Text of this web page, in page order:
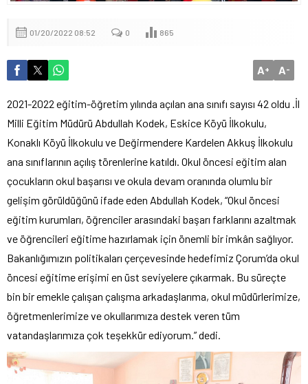
01/20/2022 08:52 0 865
A+ A-
2021-2022 eğitim-öğretim yılında açılan ana sınıfı sayısı 42 oldu .İl
Milli Eğitim Müdürü Abdullah Kodek, Eskice Köyü İlkokulu,
Konaklı Köyü İlkokulu ve Değirmendere Kardelen Akkuş İlkokulu
ana sınıflarının açılış törenlerine katıldı. Okul öncesi eğitim alan
çocukların okul başarısı ve okula devam oranında olumlu bir
gelişim görüldüğünü ifade eden Abdullah Kodek, “Okul öncesi
eğitim kurumları, öğrenciler arasındaki başarı farklarını azaltmak
ve öğrencileri eğitime hazırlamak için önemli bir imkân sağlıyor.
Bakanlığımızın politikaları çerçevesinde hedefimiz Çorum’da okul
öncesi eğitime erişimi en üst seviyelere çıkarmak. Bu süreçte
bin bir emekle çalışan çalışma arkadaşlarıma, okul müdürlerimize,
öğretmenlerimize ve okullarımıza destek veren tüm
vatandaşlarımıza çok teşekkür ediyorum.” dedi.